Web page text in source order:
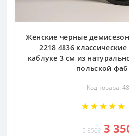
Женские черные
2218 4836
каблуке 3 см из
польской
Код товара:
5 850₴ 3